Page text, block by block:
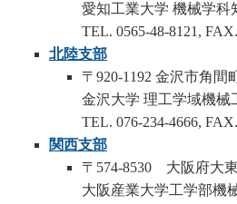
愛知工業大学 機械学科
TEL. 0565-48-8121,
北陸支部
〒920-1192 金沢市角間
金沢大学 理工学域機械
TEL. 076-234-4666,
関西支部
〒574-8530 大阪府大
大阪産業大学工学部機